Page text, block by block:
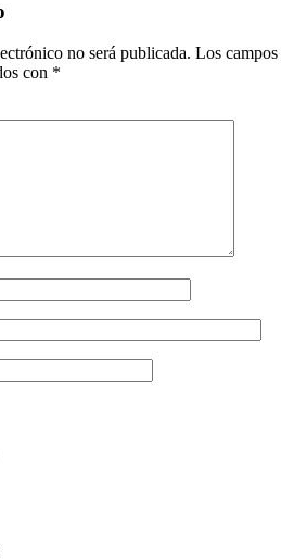
no será publicada. Los campos
con *